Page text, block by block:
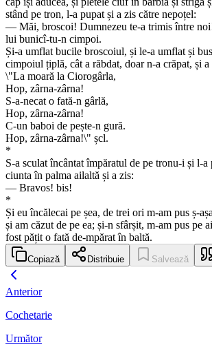
stând pe tron, l-a pupat și a zis către nepoțel:
— Măi, broscoi! Dumnezeu te-a trimis între
lui bunicî-tu-n cimpoi.
Și-a umflat bucile broscoiul, și le-a umflat și
cimpoiul țiplă, cât a răbdat, doar n-a crăpat, și a
\"La moară la Ciorogârla,
Hop, zârna-zârna!
S-a-necat o fată-n gârlă,
Hop, zârna-zârna!
C-un baboi de pește-n gură.
Hop, zârna-zârna!\" șcl.
*
S-a sculat încântat împăratul de pe tronu-i și l-a
ciunta în palma ailaltă și a zis:
— Bravos! bis!
*
Și eu încălecai pe șea, de trei ori m-am pus ș-
și am căzut de pe ea; și-n sfârșit, m-am pus pe
fost pățit o fată de-mpărat în baltă.
Copiază Distribuie Salvează
Anterior
Cochetarie
Următor